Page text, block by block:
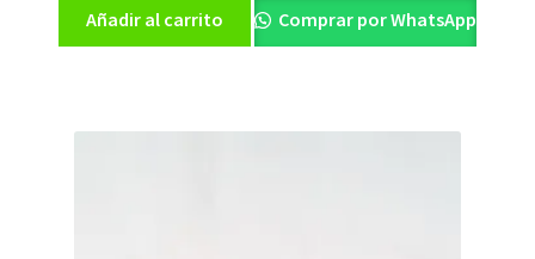
Añadir al carrito Comprar por WhatsApp